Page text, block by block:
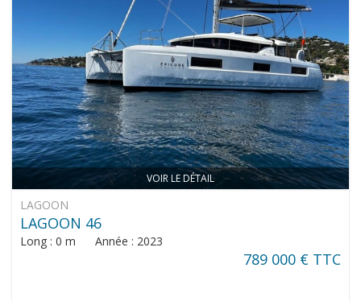
VOIR LE DÉTAIL
LAGOON
LAGOON 46
Long : 0 m Année : 2023
789 000 € TTC